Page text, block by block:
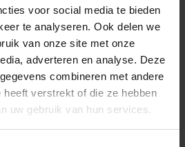
voor social media te bieden
te analyseren. Ook delen we
van onze site met onze
adverteren en analyse. Deze
combineren met andere
heeft verstrekt of die ze hebben
uw gebruik van hun services.